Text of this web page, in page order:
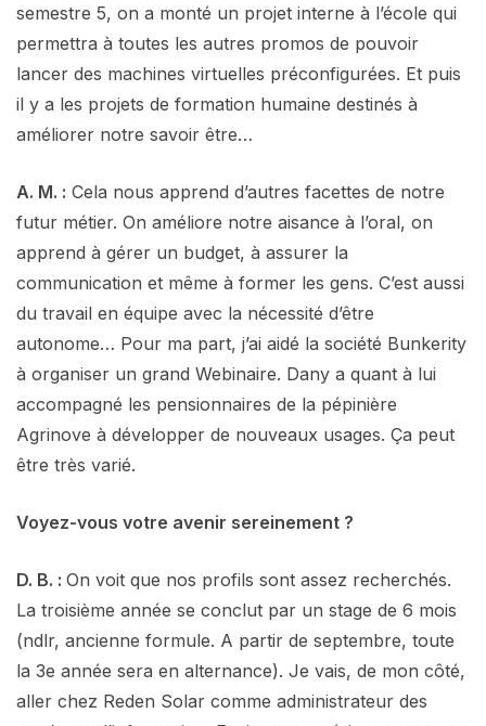
semestre 5, on a monté un projet interne à l’école qui
permettra à toutes les autres promos de pouvoir
lancer des machines virtuelles préconfigurées. Et puis
il y a les projets de formation humaine destinés à
améliorer notre savoir être…
A. M. : Cela nous apprend d’autres facettes de notre
futur métier. On améliore notre aisance à l’oral, on
apprend à gérer un budget, à assurer la
communication et même à former les gens. C’est aussi
du travail en équipe avec la nécessité d’être
autonome… Pour ma part, j’ai aidé la société Bunkerity
à organiser un grand Webinaire. Dany a quant à lui
accompagné les pensionnaires de la pépinière
Agrinove à développer de nouveaux usages. Ça peut
être très varié.
Voyez-vous votre avenir sereinement ?
D. B. : On voit que nos profils sont assez recherchés.
La troisième année se conclut par un stage de 6 mois
(ndlr, ancienne formule. A partir de septembre, toute
la 3e année sera en alternance). Je vais, de mon côté,
aller chez Reden Solar comme administrateur des